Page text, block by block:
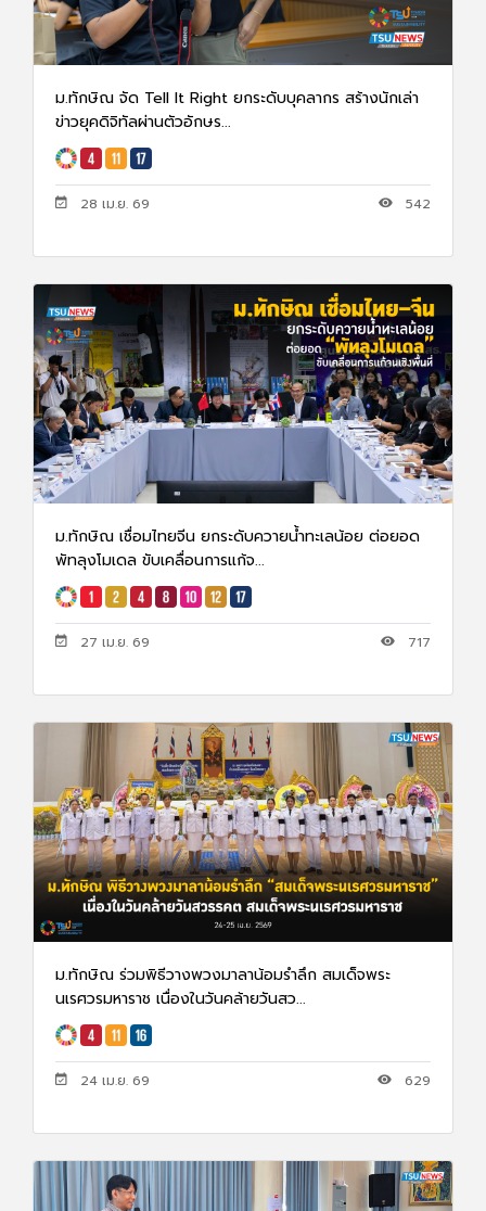
ม.ทักษิณ จัด Tell It Right ยกระดับบุคลากร สร้างนักเล่า
ข่าวยุคดิจิทัลผ่านตัวอักษร...
28 เม.ย. 69 542
ม.ทักษิณ เชื่อมไทยจีน ยกระดับควายน้ำทะเลน้อย ต่อยอด
พัทลุงโมเดล ขับเคลื่อนการแก้จ...
27 เม.ย. 69 717
ม.ทักษิณ ร่วมพิธีวางพวงมาลาน้อมรำลึก สมเด็จพระ
นเรศวรมหาราช เนื่องในวันคล้ายวันสว...
24 เม.ย. 69 629